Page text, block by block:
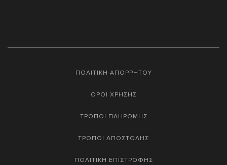
ΠΟΛΙΤΙΚΗ ΑΠΟΡΡΗΤΟΥ
ΟΡΟΙ ΧΡΗΣΗΣ
ΤΡΟΠΟΙ ΠΛΗΡΩΜΗΣ
ΤΡΟΠΟΙ ΑΠΟΣΤΟΛΗΣ
ΠΟΛΙΤΙΚΗ ΕΠΙΣΤΡΟΦΗΣ